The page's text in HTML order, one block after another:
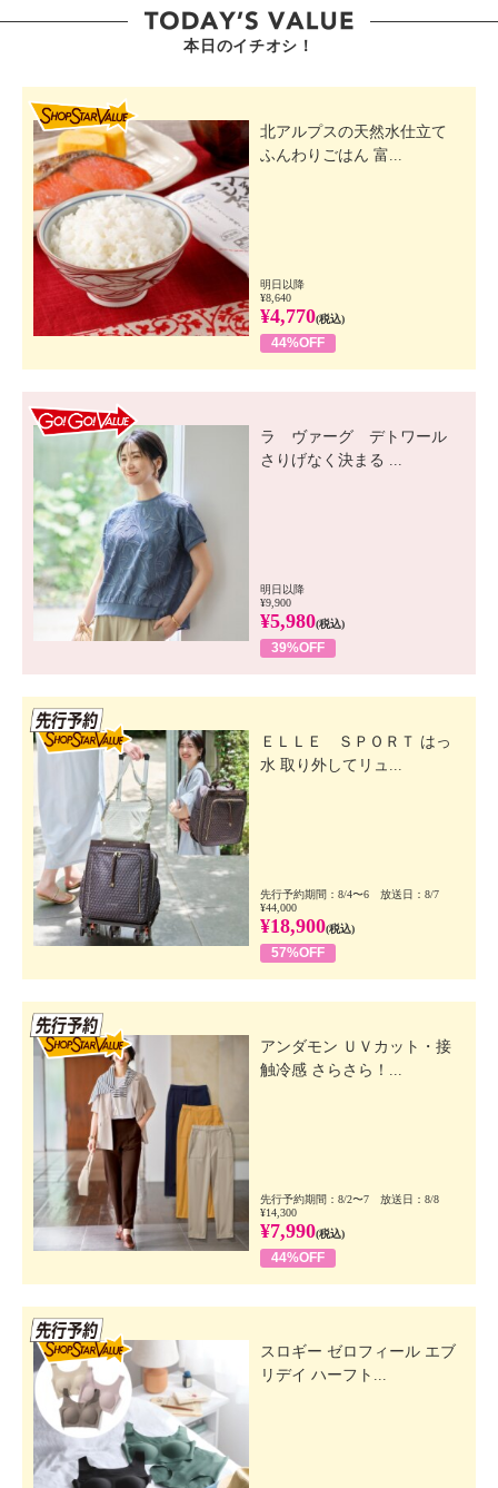
本日のイチオシ！
北アルプスの天然水仕立て
ふんわりごはん 富...
明日以降
¥8,640
¥4,770(税込)
44%OFF
ラ ヴァーグ デトワール
さりげなく決まる ...
明日以降
¥9,900
¥5,980(税込)
39%OFF
ＥＬＬＥ ＳＰＯＲＴ はっ
水 取り外してリュ...
先行予約期間：8/4〜6 放送日：8/7
¥44,000
¥18,900(税込)
57%OFF
アンダモン ＵＶカット・接
触冷感 さらさら！...
先行予約期間：8/2〜7 放送日：8/8
¥14,300
¥7,990(税込)
44%OFF
スロギー ゼロフィール エブ
リデイ ハーフト...